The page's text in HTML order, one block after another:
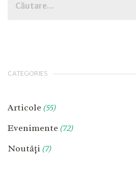
CATEGORIES
Articole (55)
Evenimente (72)
Noutăți (7)